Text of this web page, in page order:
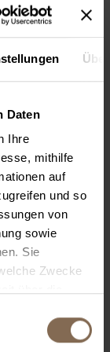
Daten
Ihre
mithilfe
auf
und so
von
sowie
Sie
Zwecke